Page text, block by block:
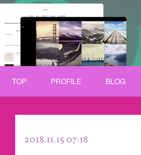
TOP PROFILE BLOG
2018.11.15 07:18